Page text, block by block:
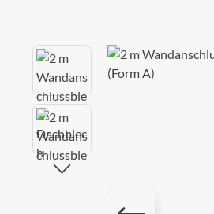
Bildergalerie überspringen